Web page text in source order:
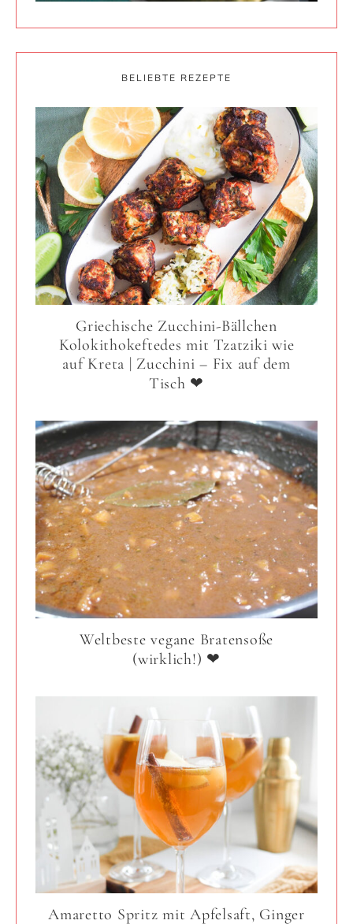
BELIEBTE REZEPTE
Griechische Zucchini-Bällchen
Kolokithokeftedes mit Tzatziki wie
auf Kreta | Zucchini – Fix auf dem
Tisch ❤
Weltbeste vegane Bratensoße
(wirklich!) ❤
Amaretto Spritz mit Apfelsaft, Ginger